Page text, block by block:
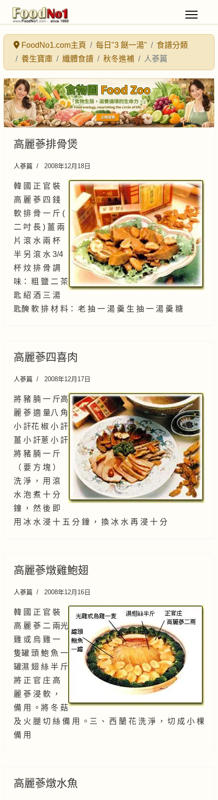
FoodNo1.com主頁 每日"3 餸一湯"
食譜分類
養生寶庫
纖體食譜 秋冬進補 人蔘篇
高麗蔘排骨煲
人蔘篇 2008年12月18日
韓 國 正 官 裝
高 麗 蔘 四 錢
軟 排 骨 一 斤 (
二 吋 長 ) 薑 兩
片 滾 水 兩 杯
半 另 滾 水 3/4
杯 炆 排 骨 調
味： 粗 鹽 二 茶
匙 紹 酒 三 湯
匙醃 軟 排 材 料： 老 抽 一 湯 羹 生 抽 一 湯 羹 糖
高麗蔘四喜肉
人蔘篇 2008年12月17日
將 豬 腩 一 斤高
麗 蔘 適 量八 角
小 訐花 椒 小 訐
薑 小 訐蔥 小 訐
將 豬 腩 一 斤
（ 要 方 塊 ）
洗 淨 ， 用 滾
水 泡 煮 十 分
鐘 ， 然 後 即
用 冰 水 浸 十 五 分 鐘 ， 換 冰 水 再 浸 十 分
高麗蔘燉雞鮑翅
人蔘篇 2008年12月16日
韓 國 正 官 裝
高 麗 蔘 二 兩光
雞 或 烏 雞 一
隻罐 頭 鮑 魚 一
罐濕 翅 絲 半 斤
將 正 官 庄 高
麗 蔘 浸 軟 ，
備 用 。將 冬 菇
及 火 腿 切 絲 備 用 。三 、 西 蘭 花 洗 淨 ， 切 成 小 棵
備 用
高麗蔘燉水魚